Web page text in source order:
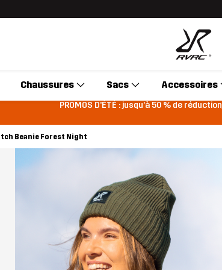
Chaussures Sacs Accessoires
PROMOS D'ÉTÉ : jusqu’à 50 % de réduction
Beanie Forest Night